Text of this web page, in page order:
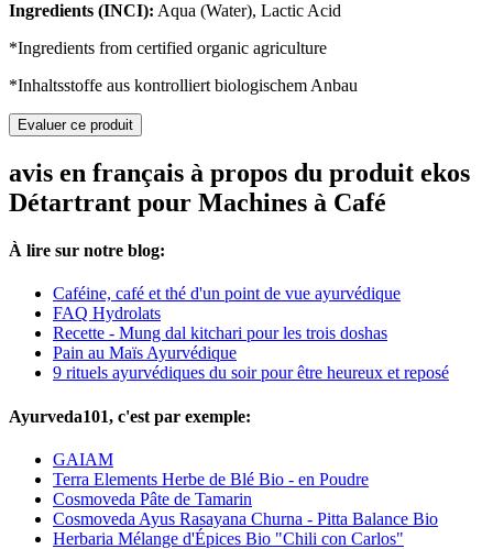
Ingredients (INCI): Aqua (Water), Lactic Acid
*Ingredients from certified organic agriculture
*Inhaltsstoffe aus kontrolliert biologischem Anbau
Evaluer ce produit
avis en français à propos du produit ekos
Détartrant pour Machines à Café
À lire sur notre blog:
Caféine, café et thé d'un point de vue ayurvédique
FAQ Hydrolats
Recette - Mung dal kitchari pour les trois doshas
Pain au Maïs Ayurvédique
9 rituels ayurvédiques du soir pour être heureux et reposé
Ayurveda101, c'est par exemple:
GAIAM
Terra Elements Herbe de Blé Bio - en Poudre
Cosmoveda Pâte de Tamarin
Cosmoveda Ayus Rasayana Churna - Pitta Balance Bio
Herbaria Mélange d'Épices Bio "Chili con Carlos"